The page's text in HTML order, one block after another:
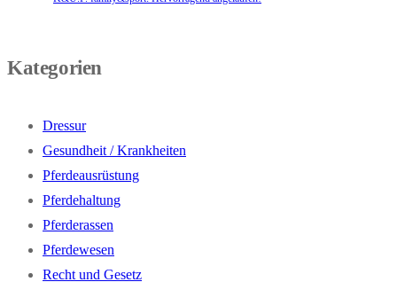
Kategorien
Dressur
Gesundheit / Krankheiten
Pferdeausrüstung
Pferdehaltung
Pferderassen
Pferdewesen
Recht und Gesetz